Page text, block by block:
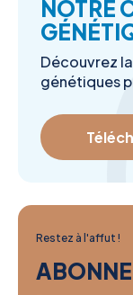
NOTRE
Découvrez
génétiques
Restez à l'affut !